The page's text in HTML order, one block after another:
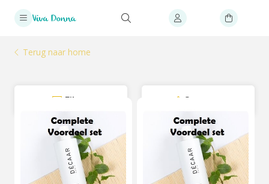
Terug naar home
Filter Sorteer